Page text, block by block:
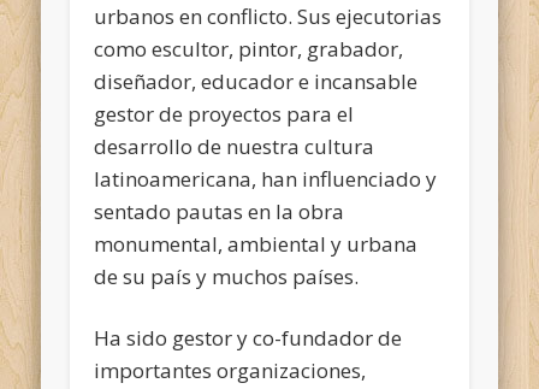
urbanos en conflicto. Sus ejecutorias
como escultor, pintor, grabador,
diseñador, educador e incansable
gestor de proyectos para el
desarrollo de nuestra cultura
latinoamericana, han influenciado y
sentado pautas en la obra
monumental, ambiental y urbana
de su país y muchos países.
Ha sido gestor y co-fundador de
importantes organizaciones,